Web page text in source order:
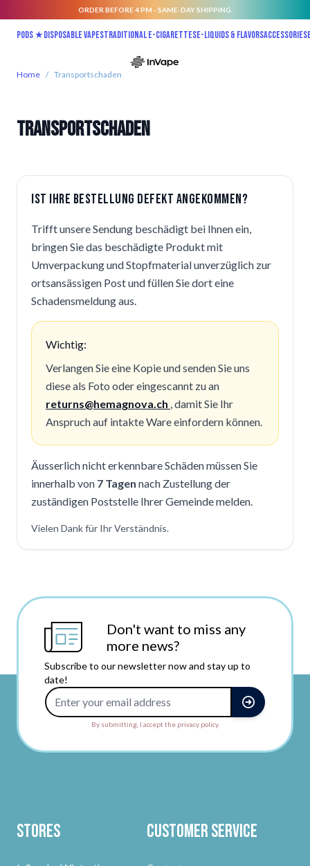
ORDER BEFORE 4 PM - SAME-DAY SHIPPING.
Pods ★Disposable vapesTraditional E-CigarettesE-liquids & FlavorsAccessories
Home / Transportschaden
Transportschaden
Ist Ihre Bestellung defekt angekommen?
Trifft unsere Sendung beschädigt bei Ihnen ein,
bringen Sie das beschädigte Produkt mit
Umverpackung und Stopfmaterial unverzüglich zur
ortsansässigen Post und füllen Sie dort eine
Schadensmeldung aus.
Wichtig:
Verlangen Sie eine Kopie und senden Sie uns
diese als Foto oder eingescannt zu an
returns@hemagnova.ch , damit Sie Ihr
Anspruch auf intakte Ware einfordern können.
Äusserlich nicht erkennbare Schäden müssen Sie
innerhalb von 7 Tagen nach Zustellung der
zuständigen Poststelle Ihrer Gemeinde melden.
Vielen Dank für Ihr Verständnis.
Don't want to miss any
more news?
Subscribe to our newsletter now and stay up to
date!
By submitting, I accept the privacy policy.
Stores Customer Service